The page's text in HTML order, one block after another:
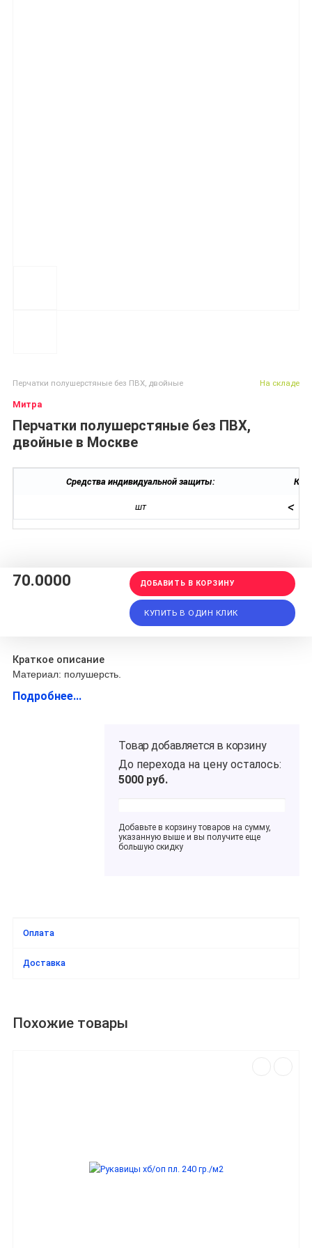
Перчатки полушерстяные без ПВХ, двойные
Митра
Перчатки полушерстяные без ПВХ,
двойные в Москве
На складе
Средства индивидуальной защиты:
шт <
70.0000 ДОБАВИТЬ В КОРЗИНУ
КУПИТЬ В ОДИН КЛИК
Краткое описание
Материал: полушерсть.
Подробнее...
Товар добавляется в корзину
До перехода на цену осталось:
5000 руб.
Добавьте в корзину товаров на сумму,
указанную выше и вы получите еще
большую скидку
Оплата
Доставка
Похожие товары